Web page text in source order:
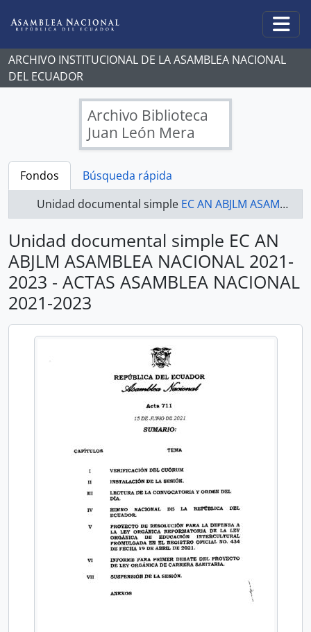
ARCHIVO INSTITUCIONAL DE LA ASAMBLEA NACIONAL
DEL ECUADOR
Archivo Biblioteca
Juan León Mera
Fondos
Búsqueda rápida
Unidad documental simple EC AN ABJLM ASAMBLEA NACIONAL 2021-2023 - ACTAS ASAMBLEA NACIONAL 2021-2023
Unidad documental simple EC AN
ABJLM ASAMBLEA NACIONAL 2021-
2023 - ACTAS ASAMBLEA NACIONAL
2021-2023